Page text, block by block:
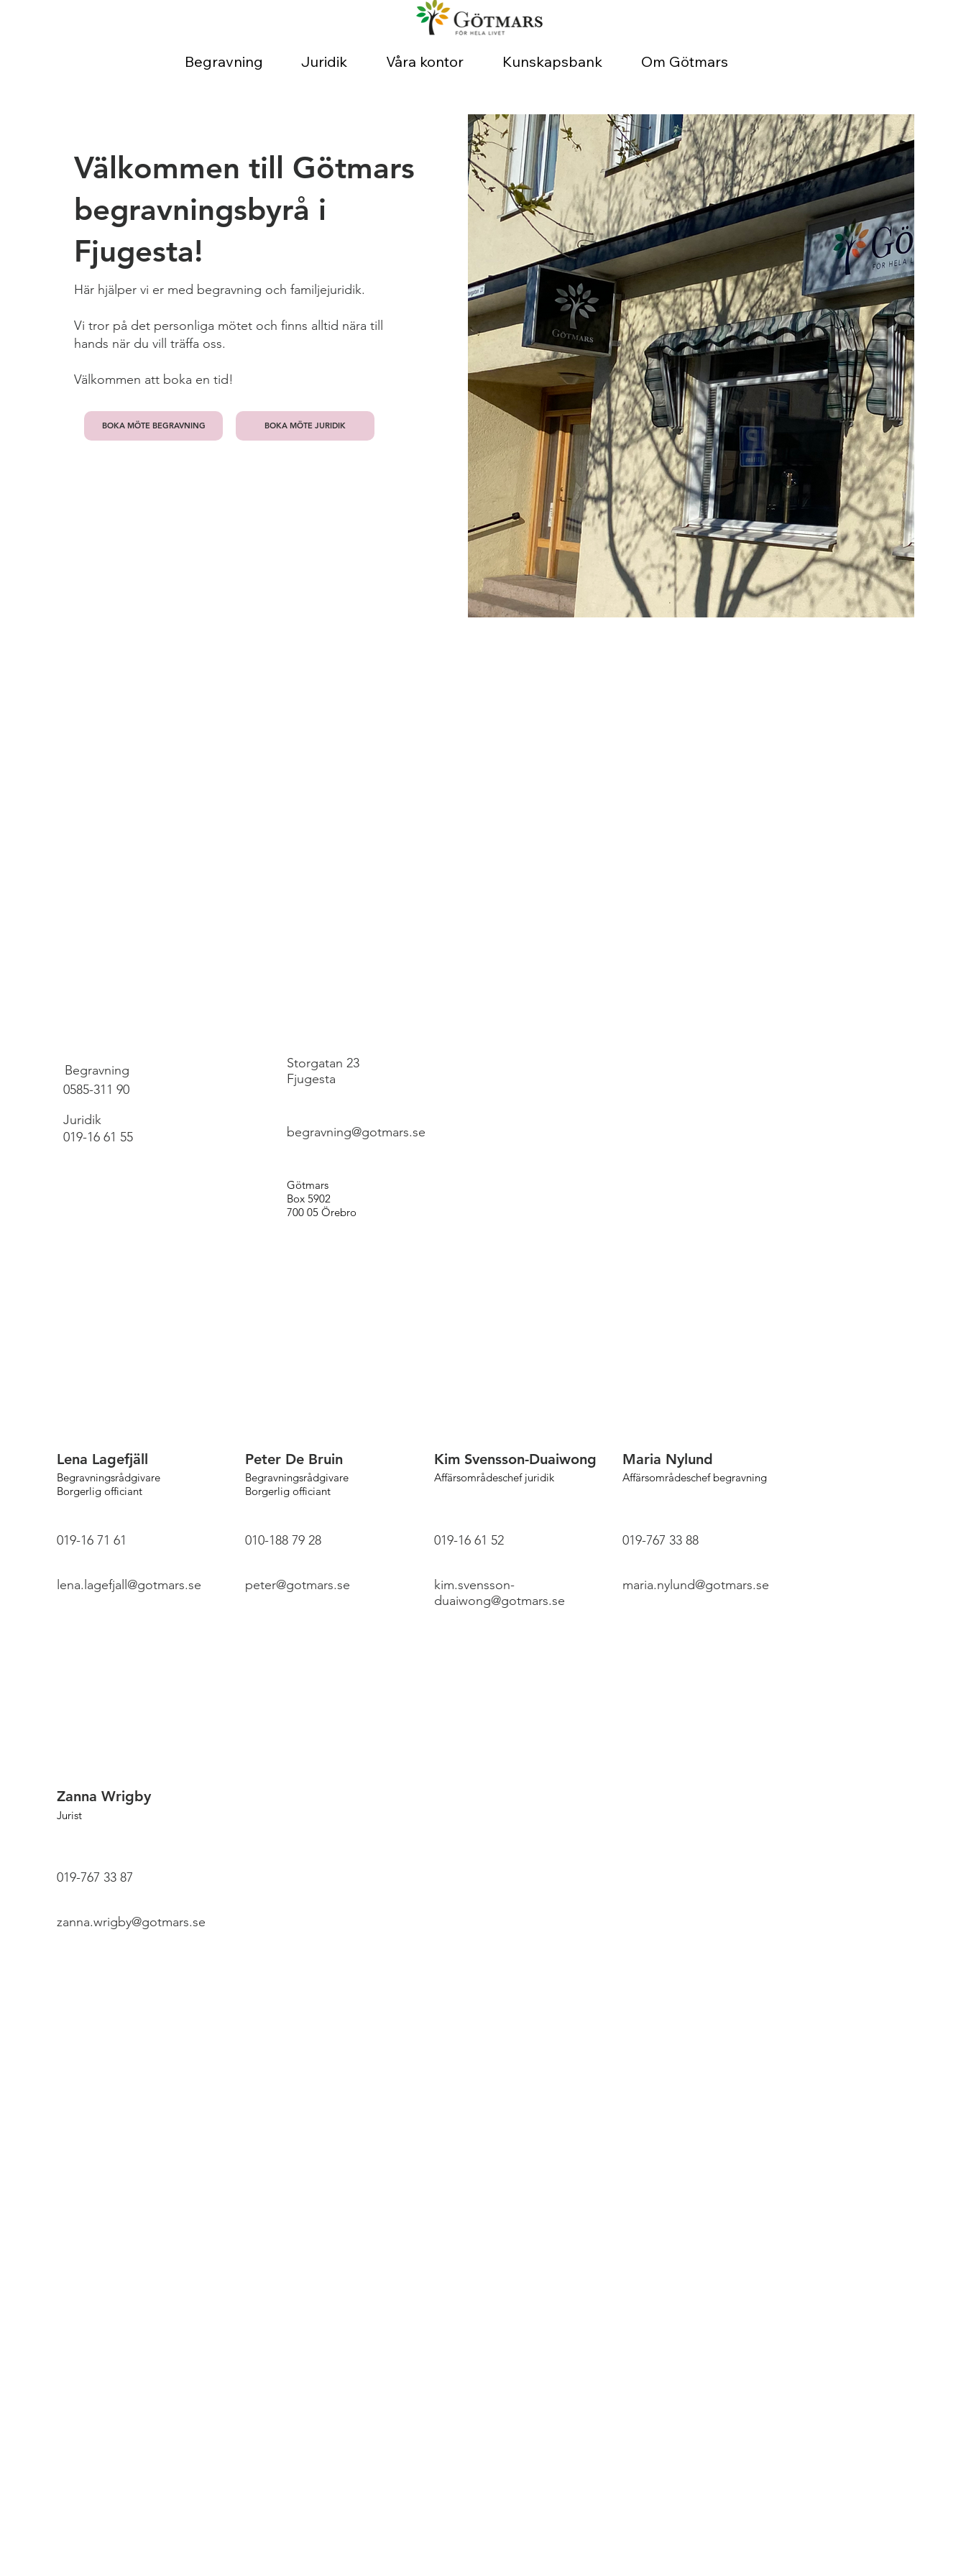
Begravning Juridik Våra kontor Kunskapsbank Om Götmars
Välkommen till Götmars
begravningsbyrå i
Fjugesta!
Här hjälper vi er med begravning och familjejuridik.
Vi tror på det personliga mötet och finns alltid nära till
hands när du vill träffa oss.
Välkommen att boka en tid!
BOKA MÖTE JURIDIK
BOKA MÖTE BEGRAVNING
Storgatan 23
Fjugesta
begravning@gotmars.se
Götmars
Box 5902
700 05 Örebro
Begravning
0585-311 90
Juridik
019-16 61 55
Lena Lagefjäll
Begravningsrådgivare
Borgerlig officiant
019-16 71 61
lena.lagefjall@gotmars.se
Peter De Bruin
Begravningsrådgivare
Borgerlig officiant
010-188 79 28
peter@gotmars.se
Kim Svensson-Duaiwong
Affärsområdeschef juridik
019-16 61 52
kim.svensson-
duaiwong@gotmars.se
Maria Nylund
Affärsområdeschef begravning
019-767 33 88
maria.nylund@gotmars.se
Zanna Wrigby
Jurist
019-767 33 87
zanna.wrigby@gotmars.se